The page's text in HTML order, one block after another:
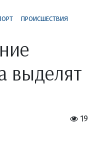
ПРОИСШЕСТВИЯ
выделят
19